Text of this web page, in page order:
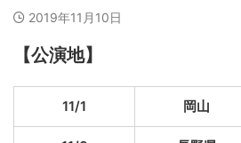
2019年11月10日
【公演地】
11/1 岡山